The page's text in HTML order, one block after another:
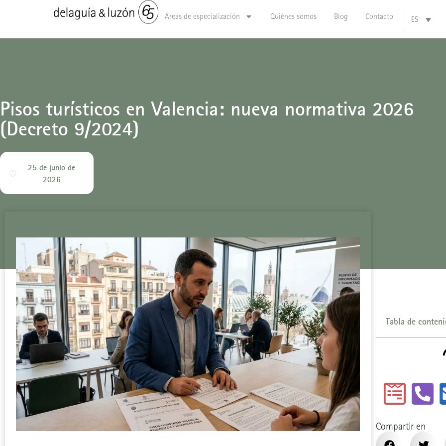
Áreas de especialización Quiénes somos Blog Contacto ES
Pisos turísticos en Valencia: nueva normativa 2026
(Decreto 9/2024)
25 de junio de
2026
Tabla de
Compartir en